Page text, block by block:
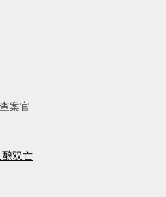
案官
双亡